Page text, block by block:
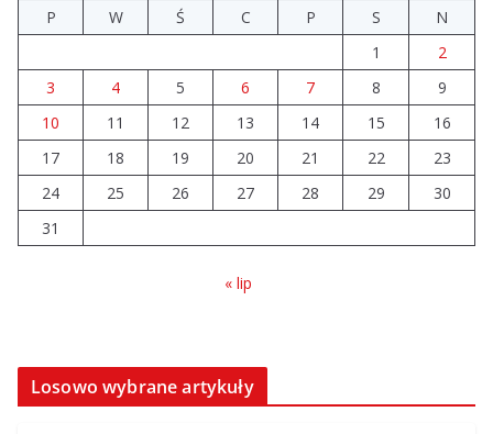
P
W Ś C P S
N
1
2
3
4 5 6 7 8
9
10
11 12 13 14 15
16
17
18 19 20 21 22
23
24
25 26 27 28 29
30
31
« lip
Losowo wybrane artykuły